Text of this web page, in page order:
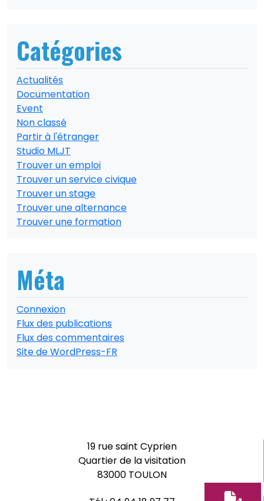
Catégories
Actualités
Documentation
Event
Non classé
Partir à l'étranger
Studio MLJT
Trouver un emploi
Trouver un service civique
Trouver un stage
Trouver une alternance
Trouver une formation
Méta
Connexion
Flux des publications
Flux des commentaires
Site de WordPress-FR
19 rue saint Cyprien
Quartier de la visitation
83000 TOULON